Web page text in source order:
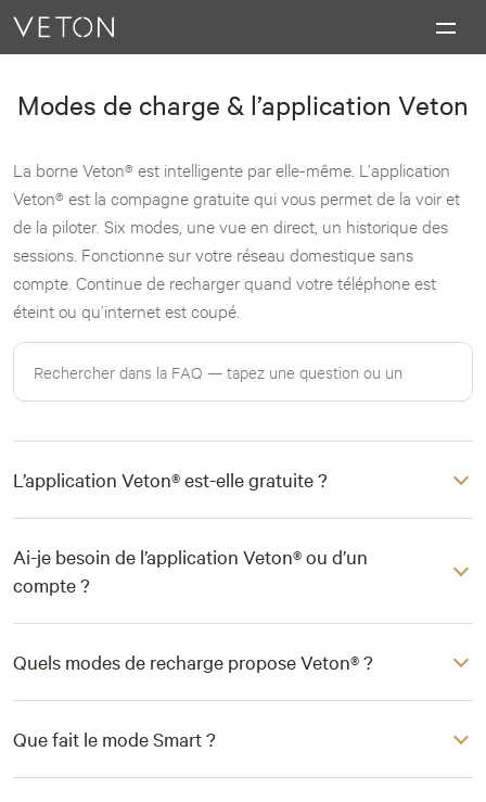
Skip to content
Chefs-d’œuvre de la recharge.
Modes de charge & l’application Veton
La borne Veton® est intelligente par elle-même. L’application
Veton® est la compagne gratuite qui vous permet de la voir et
de la piloter. Six modes, une vue en direct, un historique des
sessions. Fonctionne sur votre réseau domestique sans
compte. Continue de recharger quand votre téléphone est
éteint ou qu’internet est coupé.
L’application Veton® est-elle gratuite ?
Ai-je besoin de l’application Veton® ou d’un
compte ?
Quels modes de recharge propose Veton® ?
Que fait le mode Smart ?